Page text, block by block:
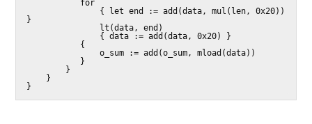
}
               o_sum := add(o_sum, mload(data))
}